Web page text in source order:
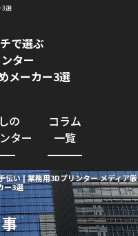
3選
で選ぶ
ター
メーカー3選
の
ター
コラム
一覧
伝い | 業務用3Dプリンター メディア厳
ー3選